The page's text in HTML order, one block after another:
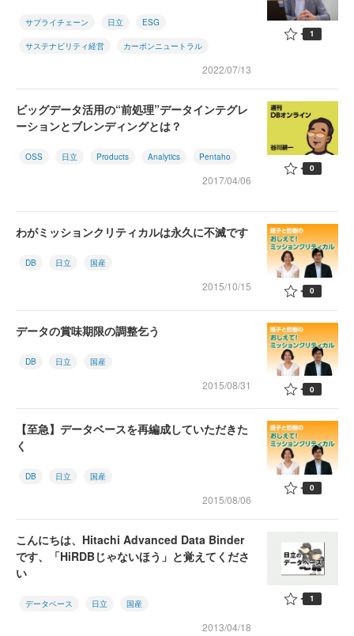
サプライチェーン 日立 ESG
サステナビリティ経営 カーボンニュートラル
2022/07/13
1
ビッグデータ活用の“前処理”データインテグレ
ーションとブレンディングとは？
OSS 日立 Products Analytics Pentaho
2017/04/06
0
わがミッションクリティカルは永久に不滅です
DB 日立 国産
2015/10/15 0
データの賞味期限の調整乞う
DB 日立 国産
2015/08/31 0
【至急】データベースを再編成していただきた
く
DB 日立 国産
2015/08/06
0
こんにちは、Hitachi Advanced Data Binder
です、「HiRDBじゃないほう」と覚えてくださ
い
データベース 日立 国産
2013/04/18
1